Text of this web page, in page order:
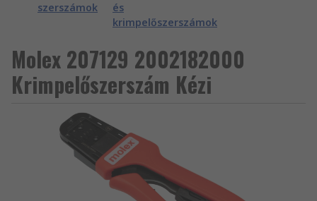
szerszámok
és
krimpelőszerszámok
Molex 207129 2002182000
Krimpelőszerszám Kézi